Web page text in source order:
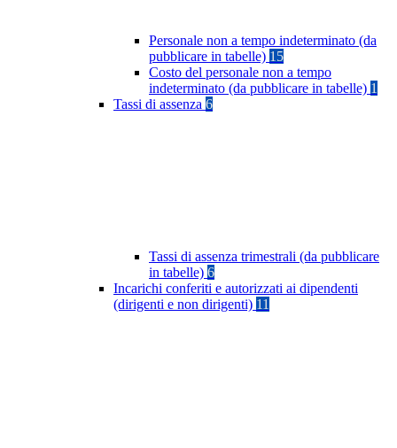
Personale non a tempo indeterminato (da
pubblicare in tabelle) 15
Costo del personale non a tempo
indeterminato (da pubblicare in tabelle) 1
Tassi di assenza 6
Tassi di assenza trimestrali (da pubblicare
in tabelle) 6
Incarichi conferiti e autorizzati ai dipendenti
(dirigenti e non dirigenti) 11